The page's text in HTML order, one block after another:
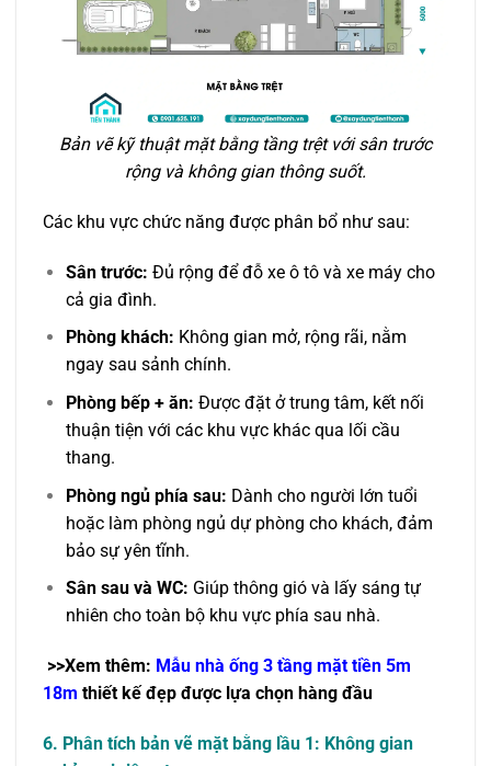
Bản vẽ kỹ thuật mặt bằng tầng trệt với sân trước
rộng và không gian thông suốt.
Các khu vực chức năng được phân bổ như sau:
Sân trước: Đủ rộng để đỗ xe ô tô và xe máy cho
cả gia đình.
Phòng khách: Không gian mở, rộng rãi, nằm
ngay sau sảnh chính.
Phòng bếp + ăn: Được đặt ở trung tâm, kết nối
thuận tiện với các khu vực khác qua lối cầu
thang.
Phòng ngủ phía sau: Dành cho người lớn tuổi
hoặc làm phòng ngủ dự phòng cho khách, đảm
bảo sự yên tĩnh.
Sân sau và WC: Giúp thông gió và lấy sáng tự
nhiên cho toàn bộ khu vực phía sau nhà.
>>Xem thêm: Mẫu nhà ống 3 tầng mặt tiền 5m
18m thiết kế đẹp được lựa chọn hàng đầu
6. Phân tích bản vẽ mặt bằng lầu 1: Không gian